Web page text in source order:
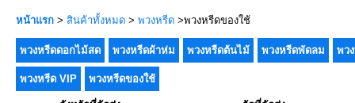
หน้าแรก > สินค้าทั้งหมด > พวงหรีด >พวงหรีดของใช้
พวงหรีดดอกไม้สด พวงหรีดผ้าห่ม พวงหรีดต้นไม้ พวงหรีดพัดลม พว
พวงหรีด VIP พวงหรีดของใช้